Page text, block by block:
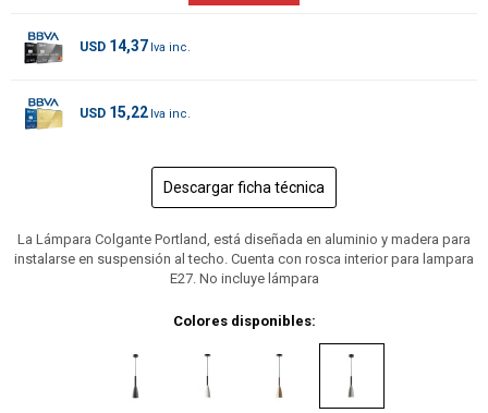
USD 14,37
USD 15,22
Descargar ficha técnica
La Lámpara Colgante Portland, está diseñada en aluminio y madera para
instalarse en suspensión al techo. Cuenta con rosca interior para lampara
E27. No incluye lámpara
Colores disponibles: